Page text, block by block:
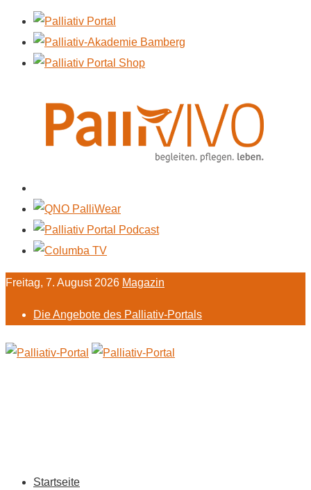
Freitag, 7. August 2026 Magazin
Die Angebote des Palliativ-Portals
Startseite